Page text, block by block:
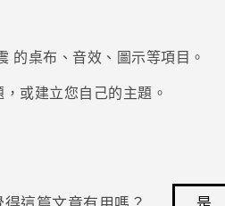
的桌布、音效、圖示等項目。
或建立您自己的主題。